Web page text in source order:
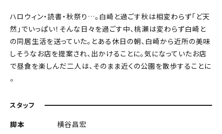
ハロウィン・読書・秋祭り…。白崎と過ごす秋は相変わらず「ど天
然」でいっぱい！そんな日々を過ごす中、桃瀬は変わらず白崎と
の同居生活を送っていた。とある休日の朝、白崎から近所の美味
しそうなお店を提案され、出かけることに。気になっていたお店
で昼食を楽しんだ二人は、そのまま近くの公園を散歩することに
――。
スタッフ
脚本
横谷昌宏